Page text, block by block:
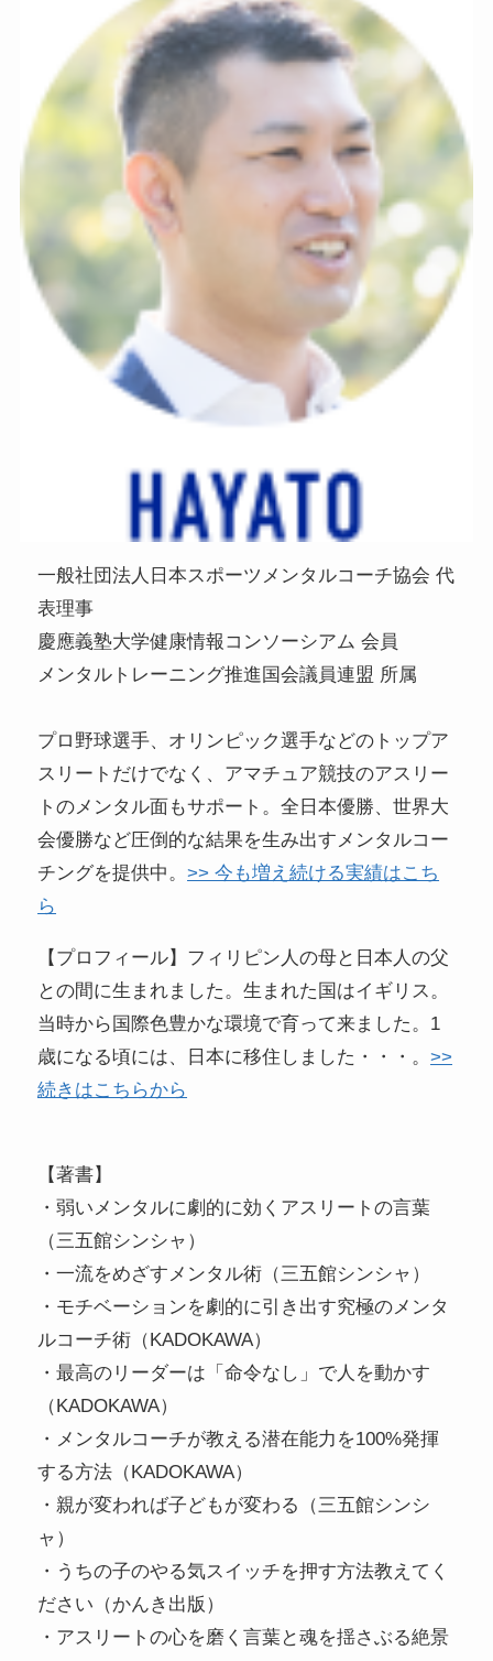
一般社団法人日本スポーツメンタルコーチ協会 代
表理事
慶應義塾大学健康情報コンソーシアム 会員
メンタルトレーニング推進国会議員連盟 所属
プロ野球選手、オリンピック選手などのトップア
スリートだけでなく、アマチュア競技のアスリー
トのメンタル面もサポート。全日本優勝、世界大
会優勝など圧倒的な結果を生み出すメンタルコー
チングを提供中。>> 今も増え続ける実績はこち
ら
【プロフィール】フィリピン人の母と日本人の父
との間に生まれました。生まれた国はイギリス。
当時から国際色豊かな環境で育って来ました。1
歳になる頃には、日本に移住しました・・・。>>
続きはこちらから
【著書】
・弱いメンタルに劇的に効くアスリートの言葉
（三五館シンシャ）
・一流をめざすメンタル術（三五館シンシャ）
・モチベーションを劇的に引き出す究極のメンタ
ルコーチ術（KADOKAWA）
・最高のリーダーは「命令なし」で人を動かす
（KADOKAWA）
・メンタルコーチが教える潜在能力を100%発揮
する方法（KADOKAWA）
・親が変われば子どもが変わる（三五館シンシ
ャ）
・うちの子のやる気スイッチを押す方法教えてく
ださい（かんき出版）
・アスリートの心を磨く言葉と魂を揺さぶる絶景